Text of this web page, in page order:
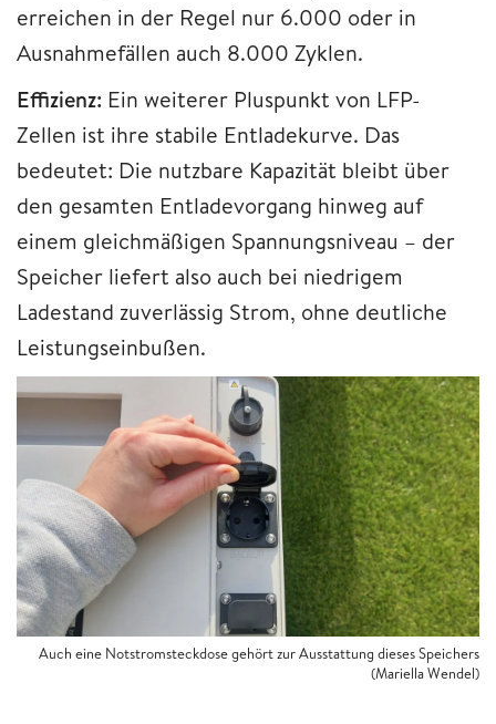
erreichen in der Regel nur 6.000 oder in
Ausnahmefällen auch 8.000 Zyklen.
Effizienz: Ein weiterer Pluspunkt von LFP-
Zellen ist ihre stabile Entladekurve. Das
bedeutet: Die nutzbare Kapazität bleibt über
den gesamten Entladevorgang hinweg auf
einem gleichmäßigen Spannungsniveau – der
Speicher liefert also auch bei niedrigem
Ladestand zuverlässig Strom, ohne deutliche
Leistungseinbußen.
Auch eine Notstromsteckdose gehört zur Ausstattung dieses Speichers
(Mariella Wendel)